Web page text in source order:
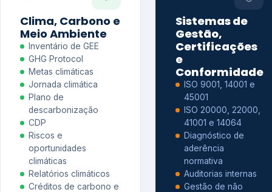
Clima, Carbono e
Meio Ambiente
Inventário de GEE
GHG Protocol
Metas climáticas
Jornada climática
Plano de
descarbonização
CDP
Riscos e
oportunidades
climáticas
Relatórios climáticos
Créditos de carbono e
Sistemas de
Gestão,
Certificações
e
Conformidade
ISO 9001, 14001 e
45001
ISO 20000, 22000,
41001 e 14064
Diagnóstico de
aderência
normativa
Auditorias internas
Gestão de não